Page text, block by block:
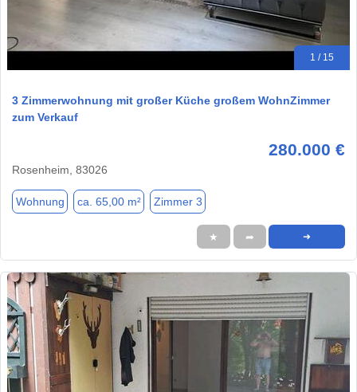
1 / 15
3 Zimmerwohnung mit großer Küche großem WohnZimmer
zum Verkauf
280.000 €
Rosenheim, 83026
Wohnung ca. 65,00 m² Zimmer 3
★ ➦ ➜